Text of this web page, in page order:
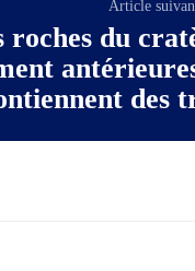
Article
roches du
des